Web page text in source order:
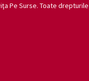
Pe Surse. Toate